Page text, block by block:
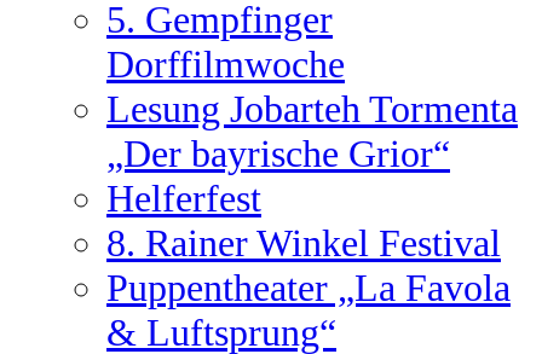
5. Gempfinger
Dorffilmwoche
Lesung Jobarteh Tormenta
„Der bayrische Grior“
Helferfest
8. Rainer Winkel Festival
Puppentheater „La Favola
& Luftsprung“